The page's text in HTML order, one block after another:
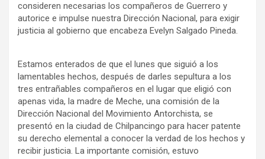
consideren necesarias los compañeros de Guerrero y
autorice e impulse nuestra Dirección Nacional, para exigir
justicia al gobierno que encabeza Evelyn Salgado Pineda.
Estamos enterados de que el lunes que siguió a los
lamentables hechos, después de darles sepultura a los
tres entrañables compañeros en el lugar que eligió con
apenas vida, la madre de Meche, una comisión de la
Dirección Nacional del Movimiento Antorchista, se
presentó en la ciudad de Chilpancingo para hacer patente
su derecho elemental a conocer la verdad de los hechos y
recibir justicia. La importante comisión, estuvo